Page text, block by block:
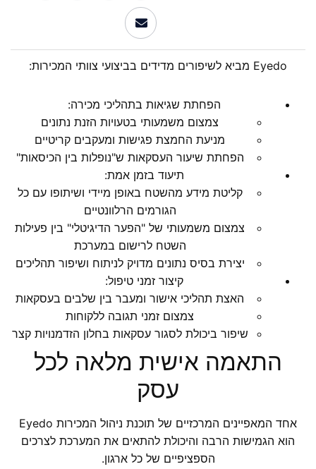
Eyedo מביא לשיפורים מדידים בביצועי צוותי המכירות:
הפחתת שגיאות בתהליכי מכירה:
צמצום משמעותי בטעויות הזנת נתונים
מניעת החמצת פגישות ומעקבים קריטיים
הפחתת שיעור העסקאות ש"נופלות בין הכיסאות"
תיעוד בזמן אמת:
קליטת מידע מהשטח באופן מיידי ושיתופו עם כל
הגורמים הרלוונטיים
צמצום משמעותי של "הפער הדיגיטלי" בין פעילות
השטח לרישום במערכת
יצירת בסיס נתונים מדויק לניתוח ושיפור תהליכים
קיצור זמני טיפול:
האצת תהליכי אישור ומעבר בין שלבים בעסקאות
צמצום זמני תגובה ללקוחות
שיפור ביכולת לסגור עסקאות בחלון הזדמנויות קצר
התאמה אישית מלאה לכל
עסק
אחד המאפיינים המרכזיים של תוכנת ניהול המכירות Eyedo
הוא הגמישות הרבה והיכולת להתאים את המערכת לצרכים
הספציפיים של כל ארגון.